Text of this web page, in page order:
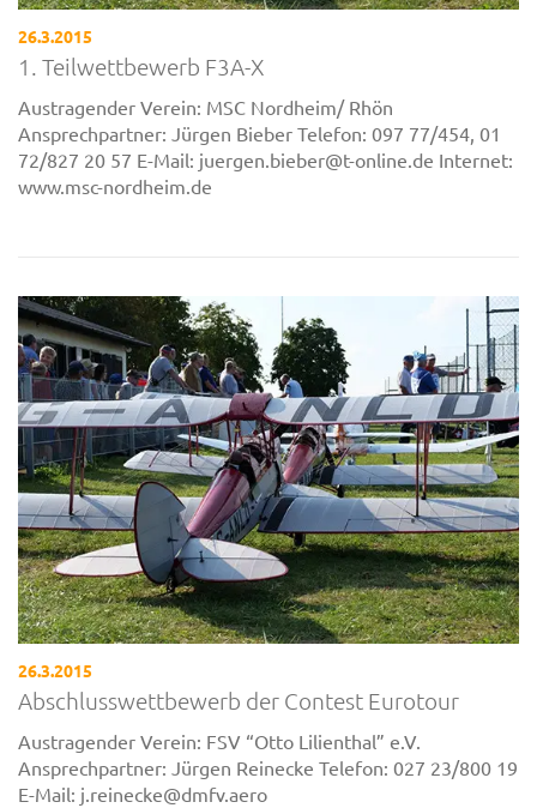
26.3.2015
1. Teilwettbewerb F3A-X
Austragender Verein: MSC Nordheim/ Rhön
Ansprechpartner: Jürgen Bieber Telefon: 097 77/454, 01
72/827 20 57 E-Mail: juergen.bieber@t-online.de Internet:
www.msc-nordheim.de
26.3.2015
Abschlusswettbewerb der Contest Eurotour
Austragender Verein: FSV “Otto Lilienthal” e.V.
Ansprechpartner: Jürgen Reinecke Telefon: 027 23/800 19
E-Mail: j.reinecke@dmfv.aero